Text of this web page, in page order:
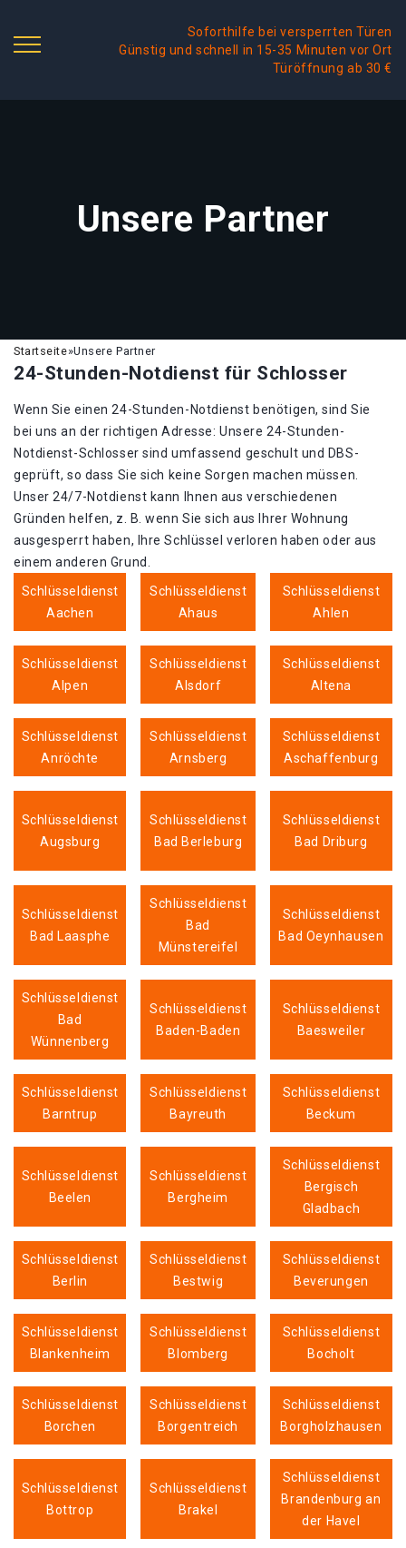
Soforthilfe bei versperrten Türen
Günstig und schnell in 15-35 Minuten vor Ort
Türöffnung ab 30 €
Unsere Partner
Startseite»Unsere Partner
24-Stunden-Notdienst für Schlosser
Wenn Sie einen 24-Stunden-Notdienst benötigen, sind Sie
bei uns an der richtigen Adresse: Unsere 24-Stunden-
Notdienst-Schlosser sind umfassend geschult und DBS-
geprüft, so dass Sie sich keine Sorgen machen müssen.
Unser 24/7-Notdienst kann Ihnen aus verschiedenen
Gründen helfen, z. B. wenn Sie sich aus Ihrer Wohnung
ausgesperrt haben, Ihre Schlüssel verloren haben oder aus
einem anderen Grund.
Schlüsseldienst
Aachen
Schlüsseldienst
Ahaus
Schlüsseldienst
Ahlen
Schlüsseldienst
Alpen
Schlüsseldienst
Alsdorf
Schlüsseldienst
Altena
Schlüsseldienst
Anröchte
Schlüsseldienst
Arnsberg
Schlüsseldienst
Aschaffenburg
Schlüsseldienst
Augsburg
Schlüsseldienst
Bad Berleburg
Schlüsseldienst
Bad Driburg
Schlüsseldienst
Bad Laasphe
Schlüsseldienst
Bad
Münstereifel
Schlüsseldienst
Bad Oeynhausen
Schlüsseldienst
Bad
Wünnenberg
Schlüsseldienst
Baden-Baden
Schlüsseldienst
Baesweiler
Schlüsseldienst
Barntrup
Schlüsseldienst
Bayreuth
Schlüsseldienst
Beckum
Schlüsseldienst
Beelen
Schlüsseldienst
Bergheim
Schlüsseldienst
Bergisch
Gladbach
Schlüsseldienst
Berlin
Schlüsseldienst
Bestwig
Schlüsseldienst
Beverungen
Schlüsseldienst
Blankenheim
Schlüsseldienst
Blomberg
Schlüsseldienst
Bocholt
Schlüsseldienst
Borchen
Schlüsseldienst
Borgentreich
Schlüsseldienst
Borgholzhausen
Schlüsseldienst
Bottrop
Schlüsseldienst
Brakel
Schlüsseldienst
Brandenburg an
der Havel